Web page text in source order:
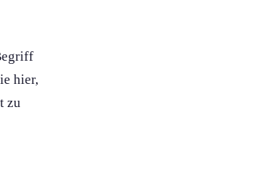
hier,
zu